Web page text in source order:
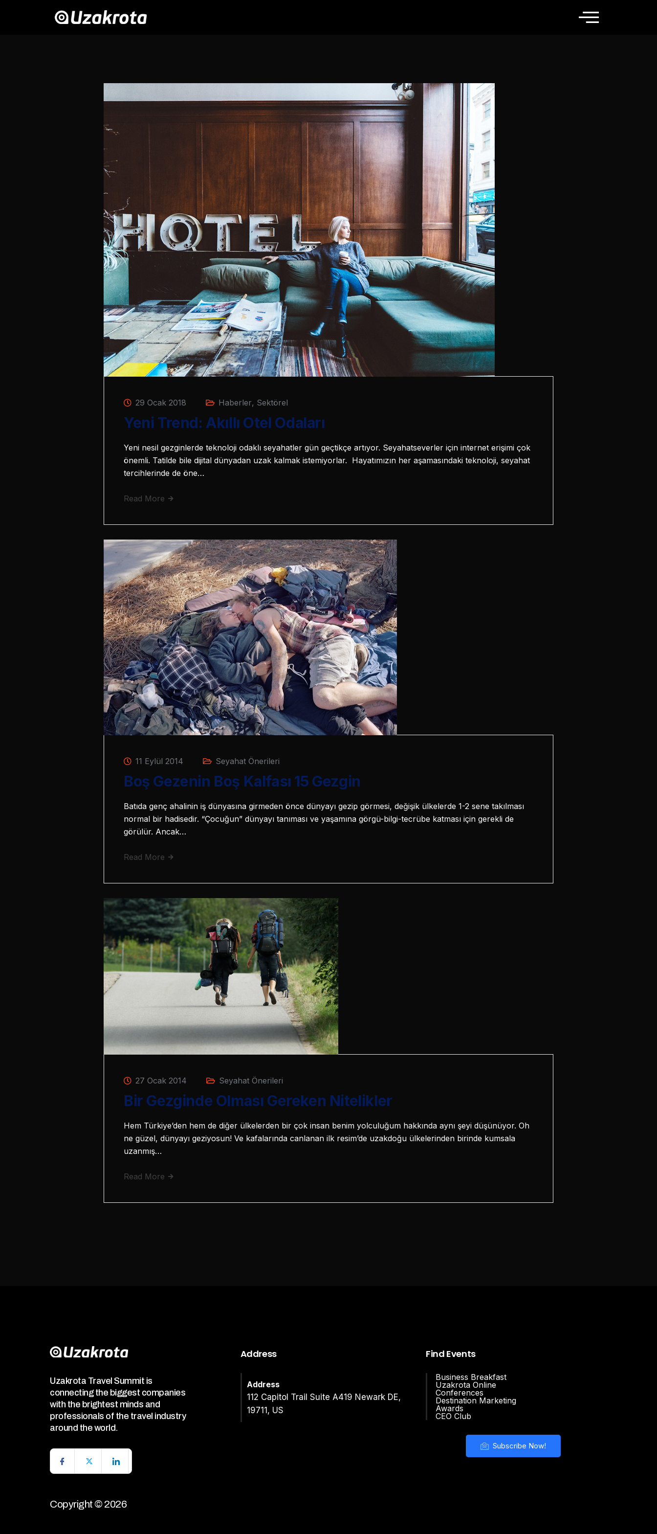
29 Ocak 2018 Haberler, Sektörel
Yeni Trend: Akıllı Otel Odaları
Yeni nesil gezginlerde teknoloji odaklı seyahatler gün geçtikçe artıyor. Seyahatseverler için internet erişimi çok
önemli. Tatilde bile dijital dünyadan uzak kalmak istemiyorlar. Hayatımızın her aşamasındaki teknoloji, seyahat
tercihlerinde de öne…
Read More
11 Eylül 2014 Seyahat Önerileri
Boş Gezenin Boş Kalfası 15 Gezgin
Batıda genç ahalinin iş dünyasına girmeden önce dünyayı gezip görmesi, değişik ülkelerde 1-2 sene takılması
normal bir hadisedir. “Çocuğun” dünyayı tanıması ve yaşamına görgü-bilgi-tecrübe katması için gerekli de
görülür. Ancak…
Read More
27 Ocak 2014 Seyahat Önerileri
Bir Gezginde Olması Gereken Nitelikler
Hem Türkiye’den hem de diğer ülkelerden bir çok insan benim yolculuğum hakkında aynı şeyi düşünüyor. Oh
ne güzel, dünyayı geziyosun! Ve kafalarında canlanan ilk resim’de uzakdoğu ülkelerinden birinde kumsala
uzanmış…
Read More
Uzakrota Travel Summit is
connecting the biggest companies
with the brightest minds and
professionals of the travel industry
around the world.
Copyright © 2026
Address
Address
112 Capitol Trail Suite A419 Newark DE,
19711, US
Find Events
Business Breakfast
Uzakrota Online
Conferences
Destination Marketing
Awards
CEO Club
Subscribe Now!